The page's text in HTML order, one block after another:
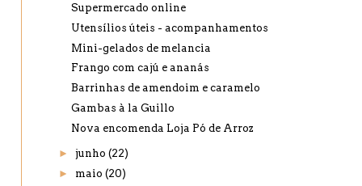
Supermercado online
Utensílios úteis - acompanhamentos
Mini-gelados de melancia
Frango com cajú e ananás
Barrinhas de amendoim e caramelo
Gambas à la Guillo
Nova encomenda Loja Pó de Arroz
► junho (22)
► maio (20)